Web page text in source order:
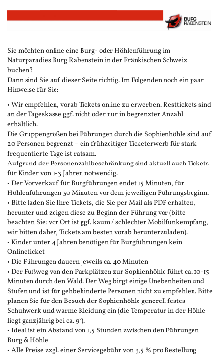
Zum
Haupt-
Sie möchten online eine Burg- oder Höhlenführung im
Naturparadies Burg Rabenstein in der Fränkischen Schweiz
buchen?
Dann sind Sie auf dieser Seite richtig. Im Folgenden noch ein paar
Hinweise für Sie:
• Wir empfehlen, vorab Tickets online zu erwerben. Resttickets sind
an der Tageskasse ggf. nicht oder nur in begrenzter Anzahl
erhältlich.
Die Gruppengrößen bei Führungen durch die Sophienhöhle sind auf
20 Personen begrenzt – ein frühzeitiger Ticketerwerb für stark
frequentierte Tage ist ratsam.
Aufgrund der Personenzahlbeschränkung sind aktuell auch Tickets
für Kinder von 1-3 Jahren notwendig.
• Der Vorverkauf für Burgführungen endet 15 Minuten, für
Höhlenführungen 30 Minuten vor dem jeweiligen Führungsbeginn.
• Bitte laden Sie Ihre Tickets, die Sie per Mail als PDF erhalten,
herunter und zeigen diese zu Beginn der Führung vor (bitte
beachten Sie: vor Ort ist ggf. kaum / schlechter Mobilfunkempfang,
wir bitten daher, Tickets am besten vorab herunterzuladen).
• Kinder unter 4 Jahren benötigen für Burgführungen kein
Onlineticket
• Die Führungen dauern jeweils ca. 40 Minuten
• Der Fußweg von den Parkplätzen zur Sophienhöhle führt ca. 10-15
Minuten durch den Wald. Der Weg birgt einige Unebenheiten und
Stufen und ist für gehbehinderte Personen nicht zu empfehlen. Bitte
planen Sie für den Besuch der Sophienhöhle generell festes
Schuhwerk und warme Kleidung ein (die Temperatur in der Höhle
liegt ganzjährig bei ca. 9°).
• Ideal ist ein Abstand von 1,5 Stunden zwischen den Führungen
Burg & Höhle
• Alle Preise zzgl. einer Servicegebühr von 3,5 % pro Bestellung